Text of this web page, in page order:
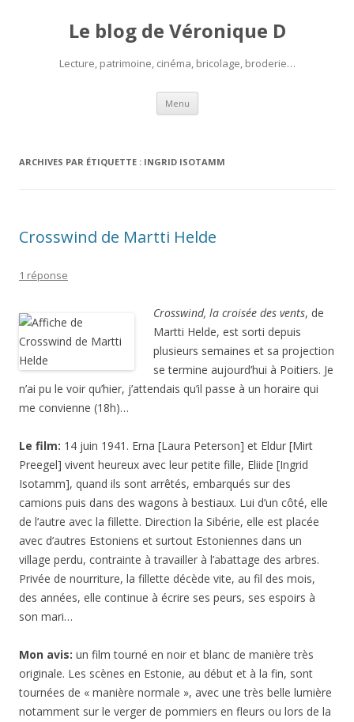
Le blog de Véronique D
Lecture, patrimoine, cinéma, bricolage, broderie…
Menu Aller
contenu
ARCHIVES PAR ÉTIQUETTE : INGRID ISOTAMM
Crosswind de Martti Helde
1 réponse
Crosswind, la croisée des vents, de
Martti Helde, est sorti depuis
plusieurs semaines et sa projection
se termine aujourd’hui à Poitiers. Je
n’ai pu le voir qu’hier, j’attendais qu’il passe à un horaire qui
me convienne (18h)…
Le film: 14 juin 1941. Erna [Laura Peterson] et Eldur [Mirt
Preegel] vivent heureux avec leur petite fille, Eliide [Ingrid
Isotamm], quand ils sont arrêtés, embarqués sur des
camions puis dans des wagons à bestiaux. Lui d’un côté, elle
de l’autre avec la fillette. Direction la Sibérie, elle est placée
avec d’autres Estoniens et surtout Estoniennes dans un
village perdu, contrainte à travailler à l’abattage des arbres.
Privée de nourriture, la fillette décède vite, au fil des mois,
des années, elle continue à écrire ses peurs, ses espoirs à
son mari…
Mon avis: un film tourné en noir et blanc de manière très
originale. Les scènes en Estonie, au début et à la fin, sont
tournées de « manière normale », avec une très belle lumière
notamment sur le verger de pommiers en fleurs ou lors de la